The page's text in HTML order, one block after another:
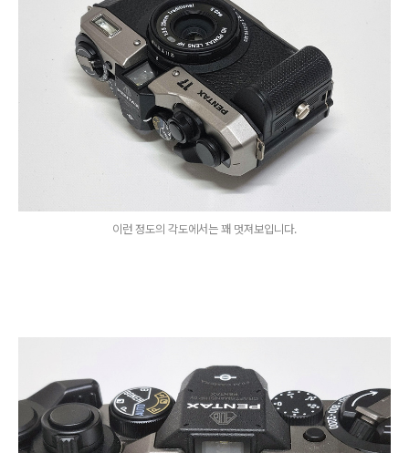
이런 정도의 각도에서는 꽤 멋져보입니다.